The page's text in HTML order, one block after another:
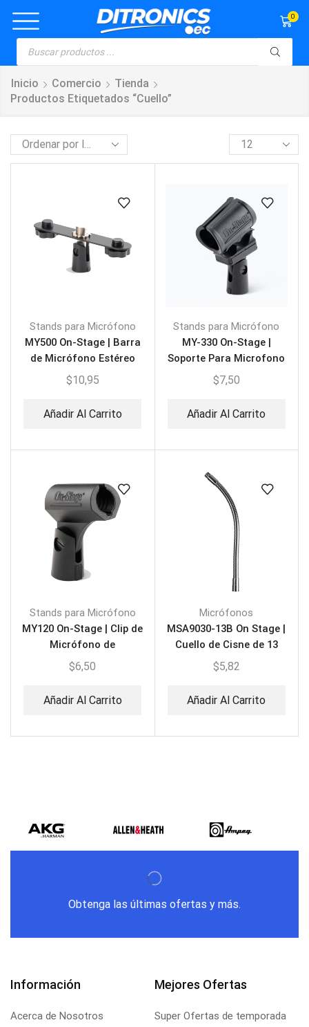
0
Inicio Comercio
Tienda
Productos Etiquetados “cuello”
Stands para Micrófono
MY500 On-Stage | Barra
de Micrófono Estéreo
$10,95
Añadir Al Carrito
Stands para Micrófono
MY-330 On-Stage |
Soporte Para Microfono
Inalambrico
$7,50
Añadir Al Carrito
Stands para Micrófono
MY120 On-Stage | Clip de
Micrófono de
Condensador
$6,50
Añadir Al Carrito
Micrófonos
MSA9030-13B On Stage |
Cuello de Cisne de 13
Pulgadas
$5,82
Añadir Al Carrito
Obtenga las últimas ofertas y más.
Información
Acerca de Nosotros
Mejores Ofertas
Super Ofertas de temporada